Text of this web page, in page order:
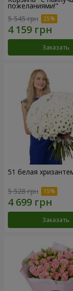
пожеланиями!"
5 545 грн
Заказать
51 белая
5 528 грн
Заказать